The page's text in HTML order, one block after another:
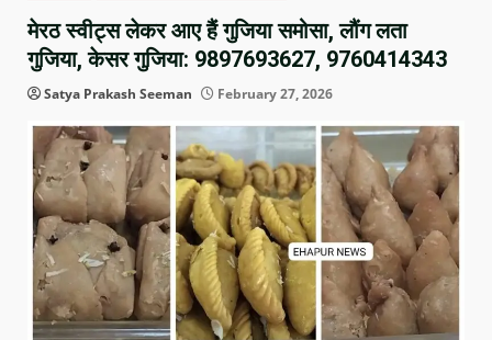
मेरठ स्वीट्स लेकर आए हैं गुजिया समोसा, लौंग लता
गुजिया, केसर गुजिया: 9897693627, 9760414343
Satya Prakash Seeman February 27, 2026